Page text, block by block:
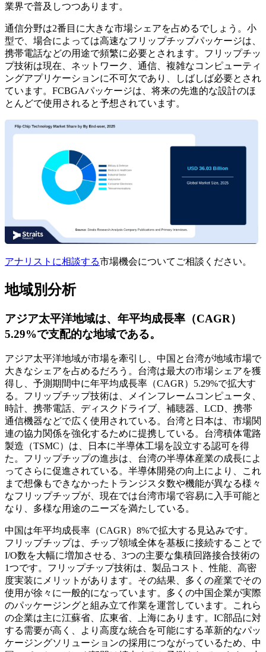
業界で普及しつつあります。
通信分野は2番目に大きな市場シェアを占めるでしょう。小
型で、場合によっては高速なフリップチップパッケージは、
携帯電話などの用途で頻繁に必要とされます。フリップチッ
プ技術は現在、ネットワーク、通信、複雑なコンピューティ
ングアプリケーションに不可欠であり、しばしば必要とされ
ています。FCBGAパッケージは、将来の先進的な設計のほ
とんどで使用されると予想されています。
アナリストに相談する市場機会についてご相談ください。
地域別分析
アジア太平洋地域は、年平均成長率（CAGR）
5.29%で支配的な地域である。
アジア太平洋地域が市場を牽引し、中国と台湾が地域市場で
大きなシェアを占めるだろう。台湾は最大の市場シェアを獲
得し、予測期間中に年平均成長率（CAGR）5.29%で拡大す
る。フリップチップ技術は、メインフレームコンピュータ、
時計、携帯電話、ディスクドライブ、補聴器、LCD、携帯
通信機器などで広く使用されている。台湾と日本は、市場関
連の協力関係を強化するために提携している。台湾積体電路
製造（TSMC）は、日本に半導体工場を設立する認可を得
た。フリップチップの進歩は、台湾の半導体産業の成長によ
ってさらに促進されている。半導体開発の向上により、これ
まで想像もできなかったトランジスタ数や機能が異なる様々
なフリップチップが、現在では台湾市場で容易に入手可能と
なり、多様な用途のニーズを満たしている。
中国は年平均成長率（CAGR）8%で拡大する見込みです。
フリップチップは、チップ領域全体を基板に接続することで
I/O数を大幅に増加させる、3つの主要な集積回路接合技術の
1つです。フリップチップ技術は、製品コスト、性能、高密
度実装にメリットがあります。その結果、多くの産業でその
使用が徐々に一般的になっています。多くの中国企業が実際
のパッケージングと組み立て作業を運営しています。これら
の企業は主に江蘇省、広東省、上海にあります。IC部品に対
する需要が高く、より高度な統合を可能にする革新的なパッ
ケージングソリューションの採用につながっているため、中